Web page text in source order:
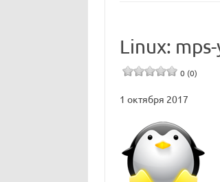
Linux:
0 (0)
1 октября 2017